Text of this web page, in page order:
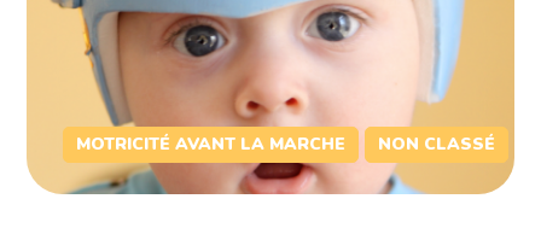
MOTRICITÉ AVANT LA MARCHE NON CLASSÉ